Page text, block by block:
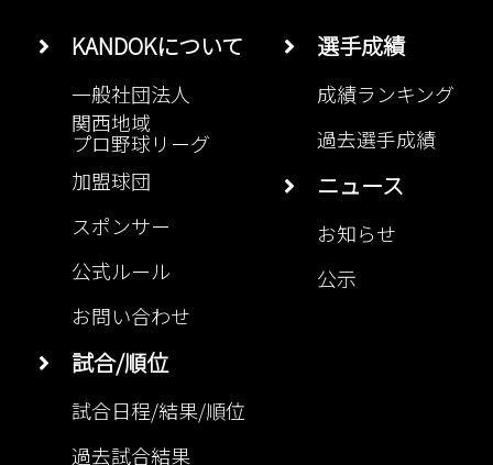
KANDOKについて
一般社団法人
関西地域
プロ野球リーグ
加盟球団
スポンサー
公式ルール
お問い合わせ
試合/順位
試合日程/結果/順位
過去試合結果
選手成績
成績ランキング
過去選手成績
ニュース
お知らせ
公示